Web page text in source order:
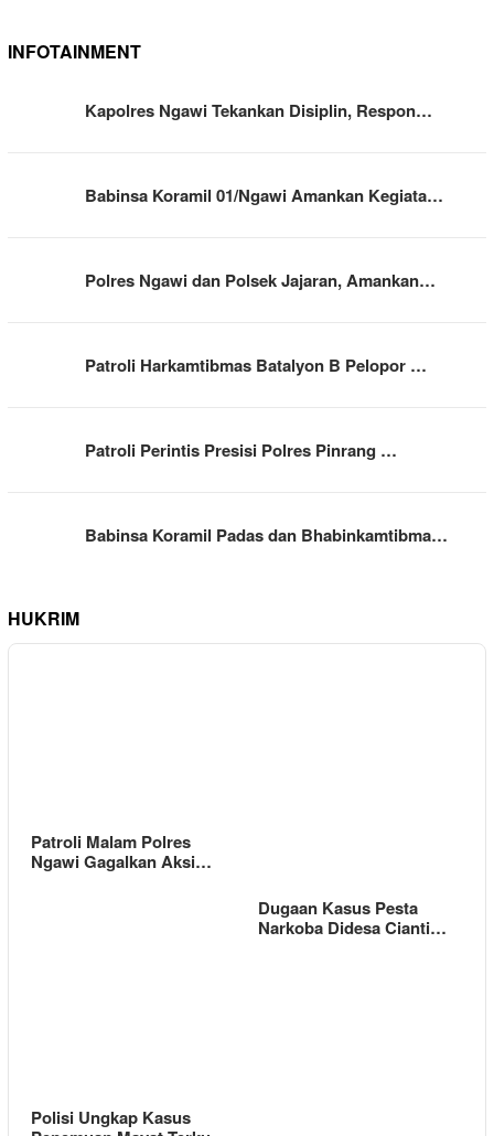
INFOTAINMENT
Kapolres Ngawi Tekankan Disiplin, Respon…
Babinsa Koramil 01/Ngawi Amankan Kegiata…
Polres Ngawi dan Polsek Jajaran, Amankan…
Patroli Harkamtibmas Batalyon B Pelopor …
Patroli Perintis Presisi Polres Pinrang …
Babinsa Koramil Padas dan Bhabinkamtibma…
HUKRIM
Patroli Malam Polres
Ngawi Gagalkan Aksi…
Dugaan Kasus Pesta
Narkoba Didesa Cianti…
Polisi Ungkap Kasus